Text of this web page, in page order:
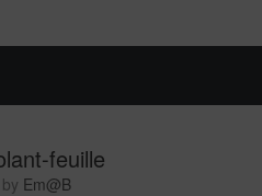
feuille
by Em@B